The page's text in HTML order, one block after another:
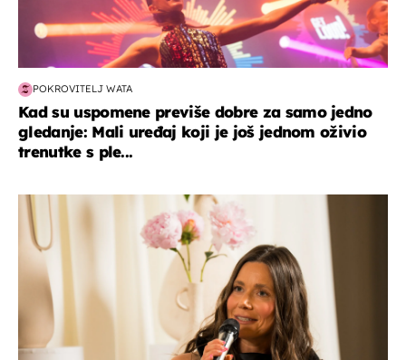
POKROVITELJ WATA
Kad su uspomene previše dobre za samo jedno
gledanje: Mali uređaj koji je još jednom oživio
trenutke s ple...
moda & ljepota